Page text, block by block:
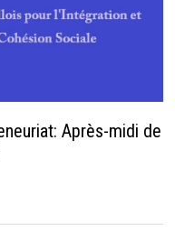
Après-midi de